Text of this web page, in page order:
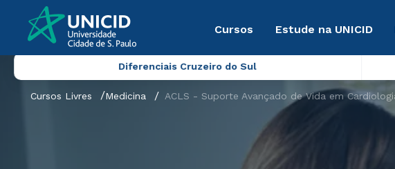
Cursos Estude na UNICID
Diferenciais Cruzeiro do Sul
Cursos Livres Medicina ACLS - Suporte Avançado de Vida em